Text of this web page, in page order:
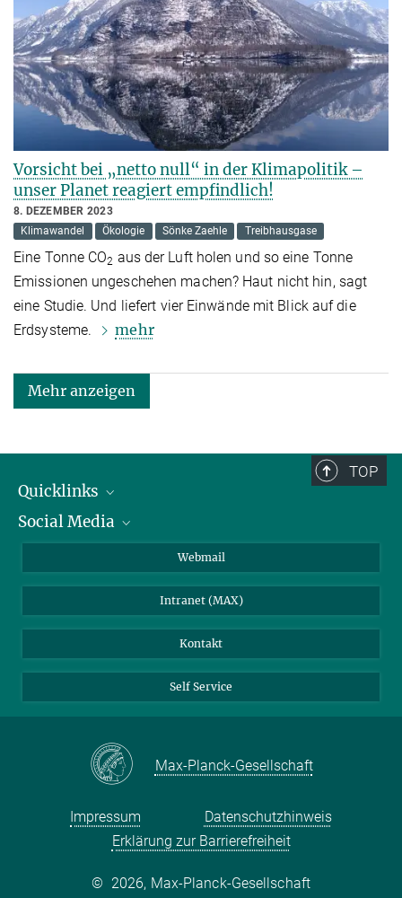
Vorsicht bei „netto null“ in der Klimapolitik –
unser Planet reagiert empfindlich!
8. DEZEMBER 2023
Klimawandel
Ökologie Sönke Zaehle Treibhausgase
Eine Tonne CO2 aus der Luft holen und so eine Tonne
Emissionen ungeschehen machen? Haut nicht hin, sagt
eine Studie. Und liefert vier Einwände mit Blick auf die
Erdsysteme.
mehr
Mehr anzeigen
TOP
Quicklinks
IMPRS Graduiertenschule
Wetterstation
Social Media
BlueSky
Webmail
Intranet (MAX)
Kontakt
Self Service
Max-Planck-Gesellschaft
Impressum
Datenschutzhinweis
Erklärung zur Barrierefreiheit
© 2026, Max-Planck-Gesellschaft